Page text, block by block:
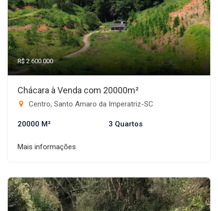
R$ 2.600.000
Chácara à Venda com 20000m²
Centro, Santo Amaro da Imperatriz-SC
20000 M² 3 Quartos
Mais informações